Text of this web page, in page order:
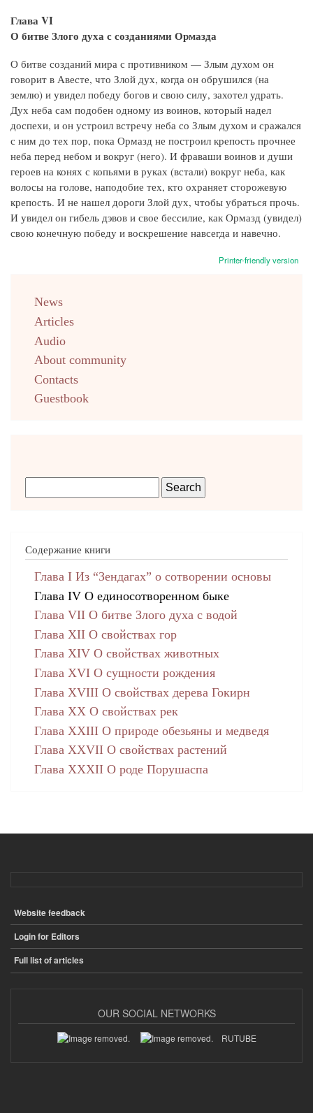
Глава VI
О битве Злого духа с созданиями Ормазда
О битве созданий мира с противником — Злым духом он
говорит в Авесте, что Злой дух, когда он обрушился (на
землю) и увидел победу богов и свою силу, захотел удрать.
Дух неба сам подобен одному из воинов, который надел
доспехи, и он устроил встречу неба со Злым духом и сражался
с ним до тех пор, пока Ормазд не построил крепость прочнее
неба перед небом и вокруг (него). И фраваши воинов и души
героев на конях с копьями в руках (встали) вокруг неба, как
волосы на голове, наподобие тех, кто охраняет сторожевую
крепость. И не нашел дороги Злой дух, чтобы убраться прочь.
И увидел он гибель дэвов и свое бессилие, как Ормазд (увидел)
свою конечную победу и воскрешение навсегда и навечно.
Printer-friendly version
english
News
Articles
Audio
About community
Contacts
Guestbook
Содержание книги
Глава I Из “Зендагах” о сотворении основы
Глава IV О единосотворенном быке
Глава VII О битве Злого духа с водой
Глава XII О свойствах гор
Глава XIV О свойствах животных
Глава XVI О сущности рождения
Глава XVIII О свойствах дерева Гокирн
Глава XX О свойствах рек
Глава XXIII О природе обезьяны и медведя
Глава XXVII О свойствах растений
Глава XXXII О роде Порушаспа
ПОДВАЛ
Website feedback
Login for Editors
Full list of articles
OUR SOCIAL NETWORKS
RUTUBE